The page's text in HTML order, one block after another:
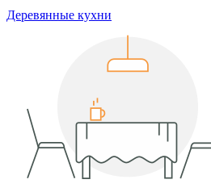
Деревянные кухни